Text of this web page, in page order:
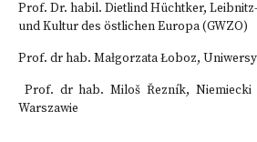
Prof. Dr. habil. Dietlind Hüchtker,
und Kultur des östlichen Europa (GWZO)
Prof. dr hab. Małgorzata Łoboz,
Prof. dr hab. Miloš Řezník,
Warszawie